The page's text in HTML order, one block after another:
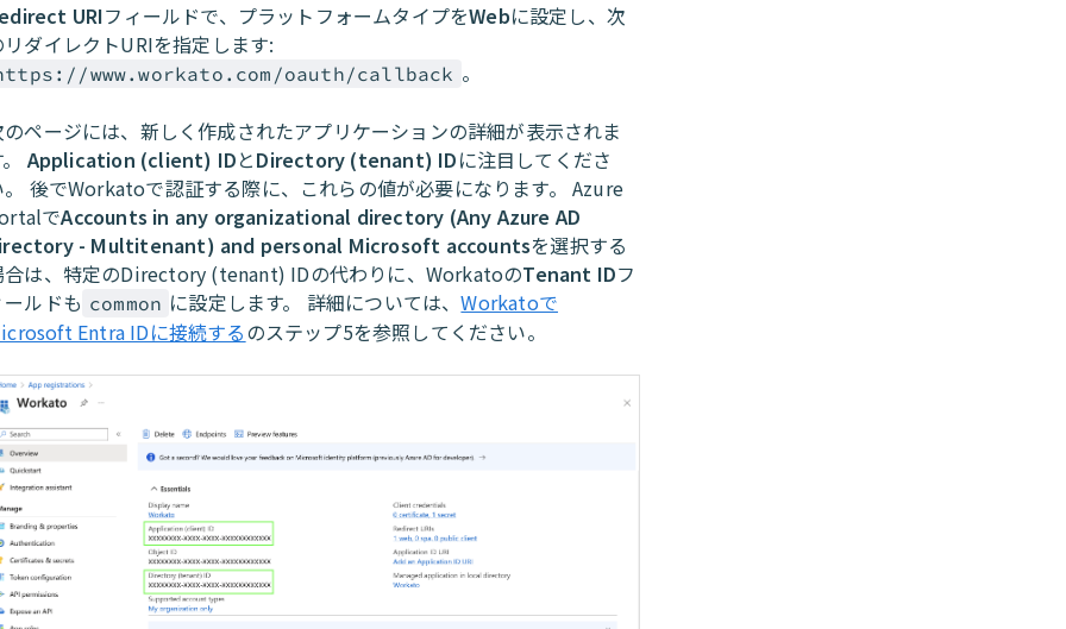
URIフィールドで、プラットフォームタイプをWebに設定し、次
リダイレクトURIを指定します:
www.workato.com/oauth/callback 。
ページには、新しく作成されたアプリケーションの詳細が表示されま
。Application (client) IDとDirectory (tenant) IDに注目してくださ
。 後でWorkatoで認証する際に、これらの値が必要になります。 Azure
でAccounts in any organizational directory (Any Azure AD
- Multitenant) and personal Microsoft accountsを選択する
合は、特定のDirectory (tenant) IDの代わりに、WorkatoのTenant IDフ
ールドも common に設定します。 詳細については、Workatoで
Entra IDに接続するのステップ5を参照してください。